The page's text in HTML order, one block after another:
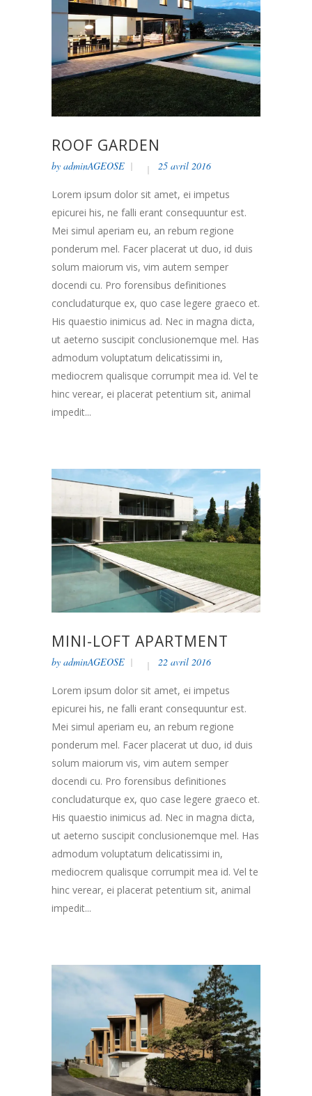
ROOF GARDEN
by adminAGEOSE 25 avril 2016
Lorem ipsum dolor sit amet, ei impetus
epicurei his, ne falli erant consequuntur est.
Mei simul aperiam eu, an rebum regione
ponderum mel. Facer placerat ut duo, id duis
solum maiorum vis, vim autem semper
docendi cu. Pro forensibus definitiones
concludaturque ex, quo case legere graeco et.
His quaestio inimicus ad. Nec in magna dicta,
ut aeterno suscipit conclusionemque mel. Has
admodum voluptatum delicatissimi in,
mediocrem qualisque corrumpit mea id. Vel te
hinc verear, ei placerat petentium sit, animal
impedit...
MINI-LOFT APARTMENT
by adminAGEOSE 22 avril 2016
Lorem ipsum dolor sit amet, ei impetus
epicurei his, ne falli erant consequuntur est.
Mei simul aperiam eu, an rebum regione
ponderum mel. Facer placerat ut duo, id duis
solum maiorum vis, vim autem semper
docendi cu. Pro forensibus definitiones
concludaturque ex, quo case legere graeco et.
His quaestio inimicus ad. Nec in magna dicta,
ut aeterno suscipit conclusionemque mel. Has
admodum voluptatum delicatissimi in,
mediocrem qualisque corrumpit mea id. Vel te
hinc verear, ei placerat petentium sit, animal
impedit...